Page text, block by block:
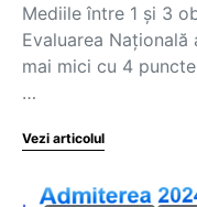
Mediile între 1 și 3
Evaluarea
mai mici cu 4
…
Vezi articolul